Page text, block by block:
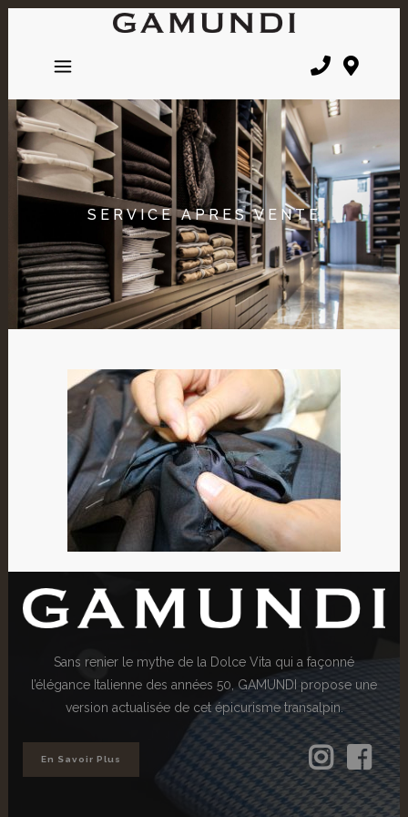
SERVICE APRES VENTE
Sans renier le mythe de la Dolce Vita qui a façonné
l’élégance Italienne des années 50, GAMUNDI propose une
version actualisée de cet épicurisme transalpin.
En Savoir Plus